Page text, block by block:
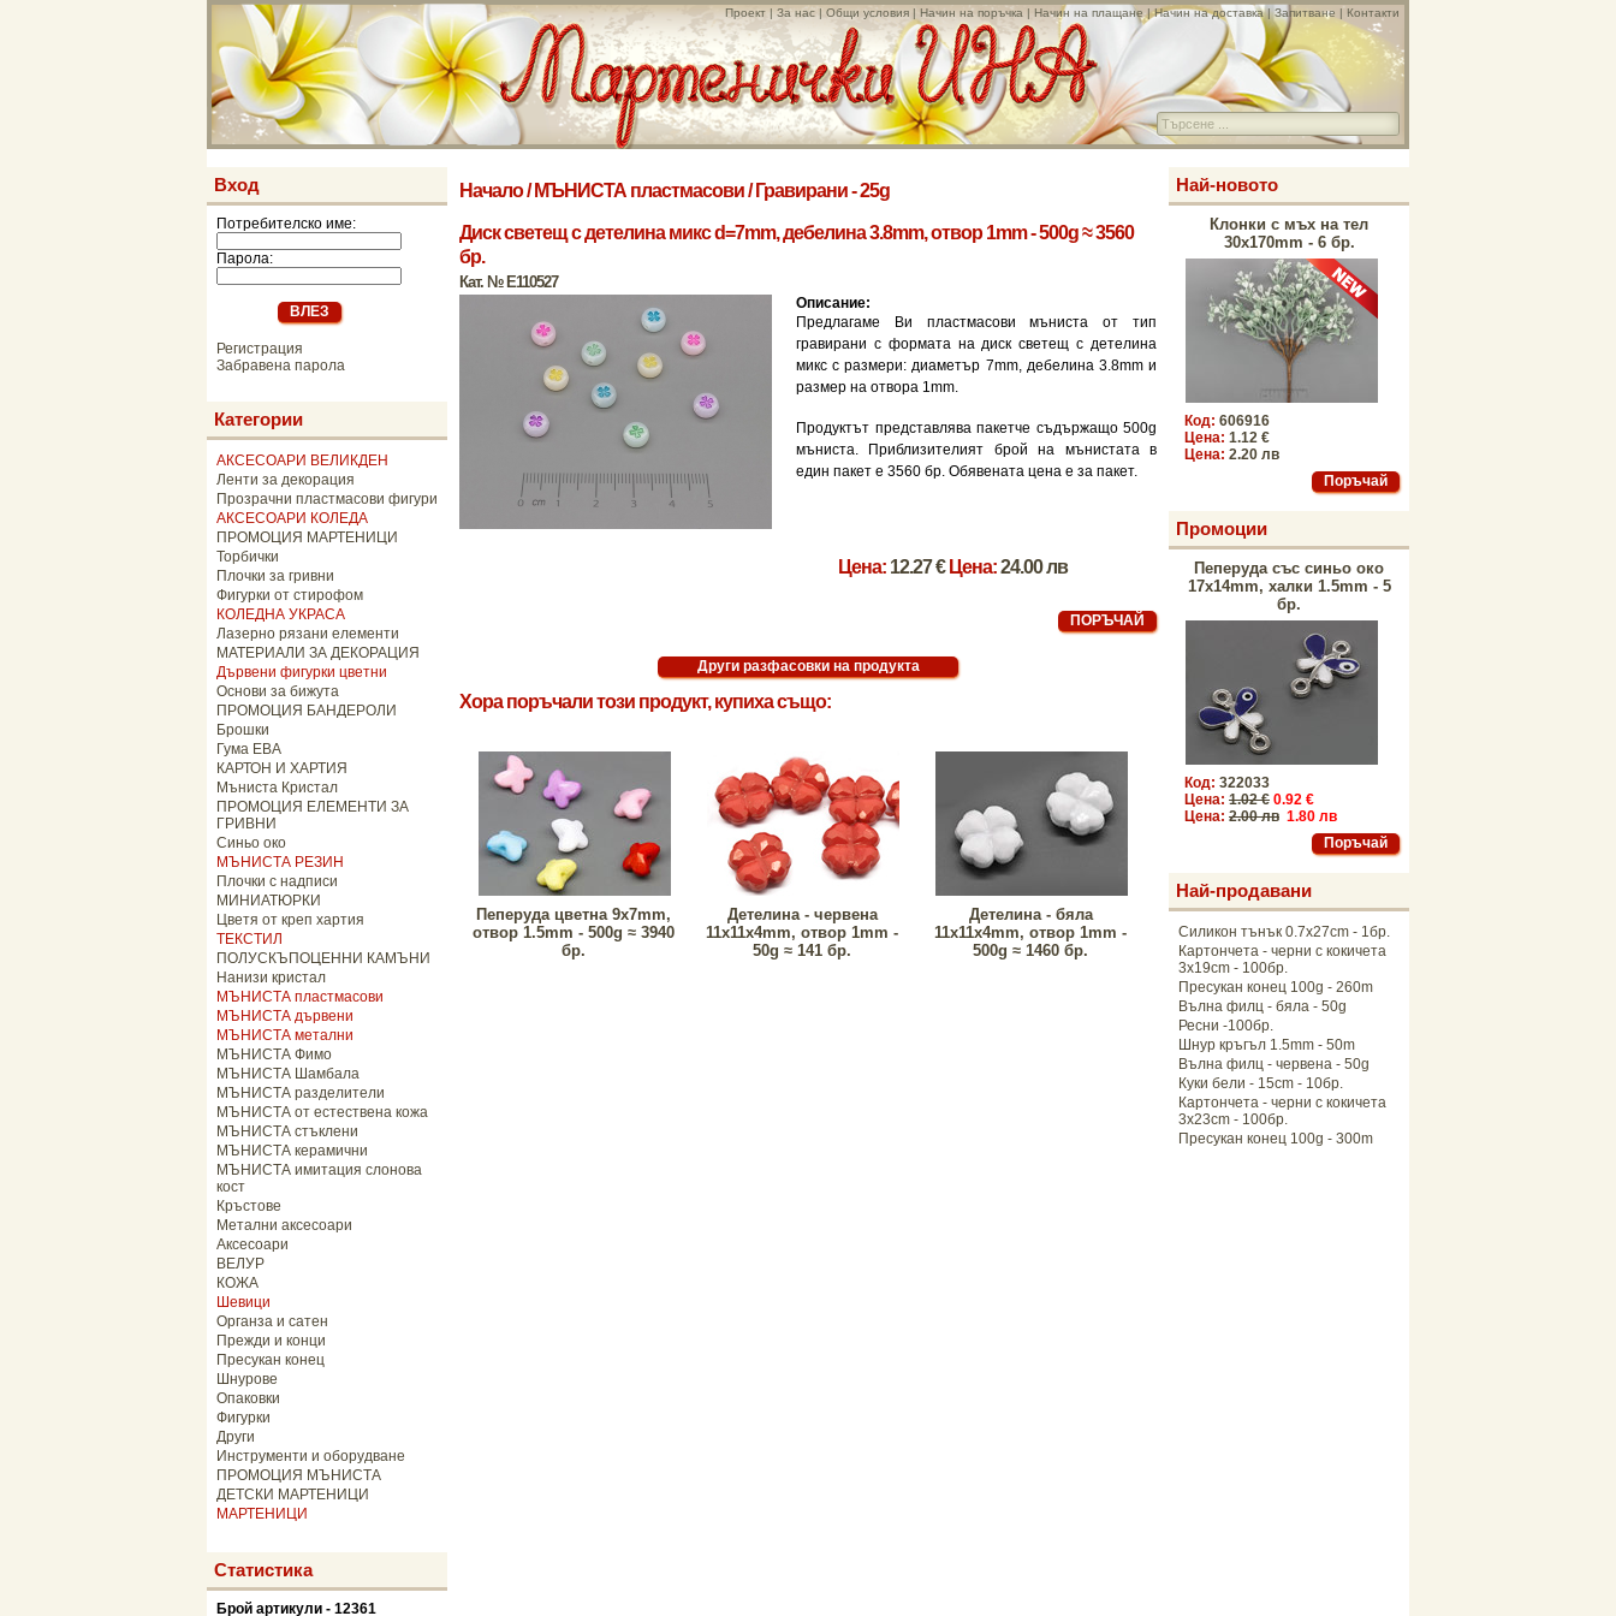
Проект |За нас | Общи условия | Начин на поръчка | Начин на плащане|Начин на доставка|Запитване | Контакти
Вход
Потребителско име:
Парола:
Регистрация
Забравена парола
Категории
АКСЕСОАРИ ВЕЛИКДЕН
Ленти за декорация
Прозрачни пластмасови фигури
АКСЕСОАРИ КОЛЕДА
ПРОМОЦИЯ МАРТЕНИЦИ
Торбички
Плочки за гривни
Фигурки от стирофом
КОЛЕДНА УКРАСА
Лазерно рязани елементи
МАТЕРИАЛИ ЗА ДЕКОРАЦИЯ
Дървени фигурки цветни
Основи за бижута
ПРОМОЦИЯ БАНДЕРОЛИ
Брошки
Гума ЕВА
КАРТОН И ХАРТИЯ
Мъниста Кристал
ПРОМОЦИЯ ЕЛЕМЕНТИ ЗА
ГРИВНИ
Синьо око
МЪНИСТА РЕЗИН
Плочки с надписи
МИНИАТЮРКИ
Цветя от креп хартия
ТЕКСТИЛ
ПОЛУСКЪПОЦЕННИ КАМЪНИ
Нанизи кристал
МЪНИСТА пластмасови
МЪНИСТА дървени
МЪНИСТА метални
МЪНИСТА Фимо
МЪНИСТА Шамбала
МЪНИСТА разделители
МЪНИСТА от естествена кожа
МЪНИСТА стъклени
МЪНИСТА керамични
МЪНИСТА имитация слонова
кост
Кръстове
Метални аксесоари
Аксесоари
ВЕЛУР
КОЖА
Шевици
Органза и сатен
Прежди и конци
Пресукан конец
Шнурове
Опаковки
Фигурки
Други
Инструменти и оборудване
ПРОМОЦИЯ МЪНИСТА
ДЕТСКИ МАРТЕНИЦИ
МАРТЕНИЦИ
Статистика
Брой артикули - 12361
Начало/ МЪНИСТА пластмасови/ Гравирани - 25g
Диск светещ с детелина микс d=7mm, дебелина 3.8mm, отвор 1mm - 500g ≈ 3560
бр.
Кат. № E110527
Описание:
Предлагаме Ви пластмасови мъниста от тип
гравирани с формата на диск светещ с детелина
микс с размери: диаметър 7mm, дебелина 3.8mm и
размер на отвора 1mm.
Продуктът представлява пакетче съдържащо 500g
мъниста. Приблизителият брой на мънистата в
един пакет е 3560 бр. Обявената цена е за пакет.
Цена: 12.27 €Цена:24.00 лв
Хора поръчали този продукт, купиха също:
Пеперуда цветна 9х7mm,
отвор 1.5mm - 500g ≈ 3940
бр.
Детелина - червена
11х11х4mm, отвор 1mm -
50g ≈ 141 бр.
Детелина - бяла
11х11х4mm, отвор 1mm -
500g ≈ 1460 бр.
Най-новото
Клонки с мъх на тел
30x170mm - 6 бр.
Код: 606916
Цена: 1.12 €
Цена: 2.20 лв
Промоции
Пеперуда със синьо око
17x14mm, халки 1.5mm - 5
бр.
Код: 322033
Цена: 1.02 € 0.92 €
Цена: 2.00 лв 1.80 лв
Най-продавани
Силикон тънък 0.7x27cm - 1бр.
Картончета - черни с кокичета
3x19cm - 100бр.
Пресукан конец 100g - 260m
Вълна филц - бяла - 50g
Ресни -100бр.
Шнур кръгъл 1.5mm - 50m
Вълна филц - червена - 50g
Куки бели - 15cm - 10бр.
Картончета - черни с кокичета
3x23cm - 100бр.
Пресукан конец 100g - 300m